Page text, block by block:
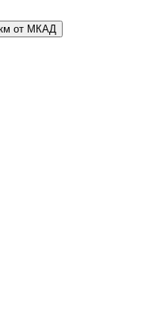
9 км от МКАД